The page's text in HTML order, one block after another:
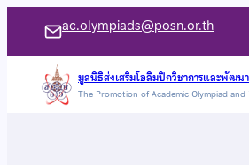
เนื้อหา
ac.olympiads@posn.or.th
มูลนิธิส่งเสริมโอลิมปิกวิชาการและพัฒน
The Promotion of Academic Olympiad